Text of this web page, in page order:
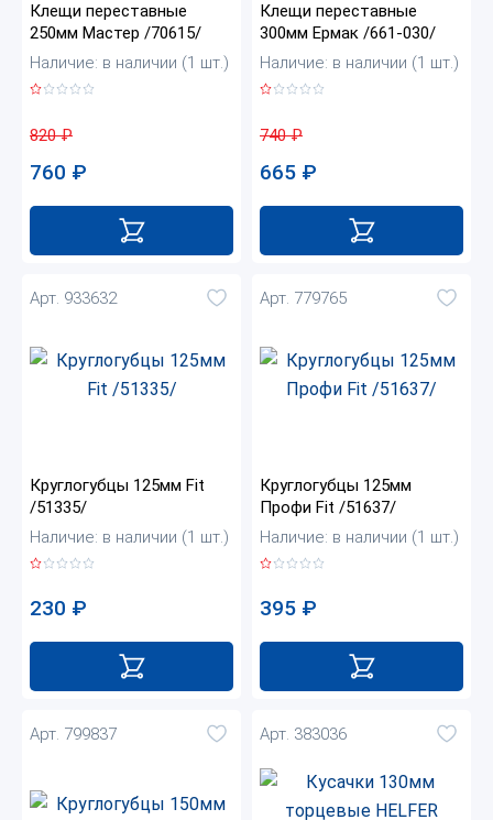
Клещи переставные
250мм Мастер /70615/
Наличие: в наличии (1 шт.)
820₽
760 ₽
Клещи переставные
300мм Ермак /661-030/
Наличие: в наличии (1 шт.)
740₽
665 ₽
Арт. 933632
Круглогубцы 125мм Fit
/51335/
Наличие: в наличии (1 шт.)
230 ₽
Арт. 779765
Круглогубцы 125мм
Профи Fit /51637/
Наличие: в наличии (1 шт.)
395 ₽
Арт. 799837 Арт. 383036